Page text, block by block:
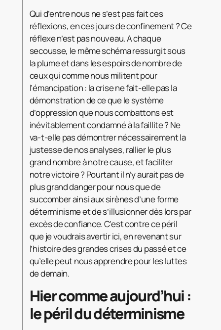
Qui d’entre nous ne s’est pas fait ces
réflexions, en ces jours de confinement ? Ce
réflexe n’est pas nouveau. A chaque
secousse, le même schéma ressurgit sous
la plume et dans les espoirs de nombre de
ceux qui comme nous militent pour
l’émancipation : la crise ne fait-elle pas la
démonstration de ce que le système
d’oppression que nous combattons est
inévitablement condamné à la faillite ? Ne
va-t-elle pas démontrer nécessairement la
justesse de nos analyses, rallier le plus
grand nombre à notre cause, et faciliter
notre victoire ? Pourtant il n’y aurait pas de
plus grand danger pour nous que de
succomber ainsi aux sirènes d’une forme
déterminisme et de s’illusionner dès lors par
excès de confiance. C’est contre ce péril
que je voudrais avertir ici, en revenant sur
l’histoire des grandes crises du passé et ce
qu’elle peut nous apprendre pour les luttes
de demain.
Hier comme aujourd’hui :
le péril du déterminisme